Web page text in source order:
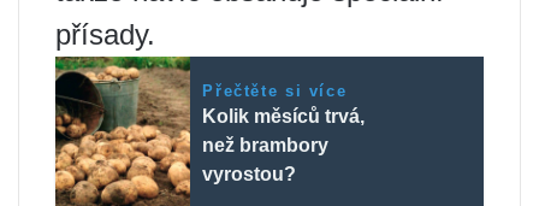
přísady.
Přečtěte si více
Kolik měsíců trvá,
než brambory
vyrostou?